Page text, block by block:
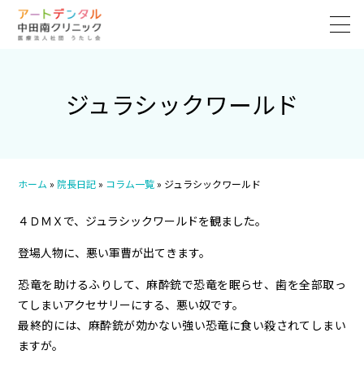
ジュラシックワールド
ホーム » 院長日記» コラム一覧» ジュラシックワールド
４ＤＭＸで、ジュラシックワールドを観ました。
登場人物に、悪い軍曹が出てきます。
恐竜を助けるふりして、麻酔銃で恐竜を眠らせ、歯を全部取っ
てしまいアクセサリーにする、悪い奴です。
最終的には、麻酔銃が効かない強い恐竜に食い殺されてしまい
ますが。